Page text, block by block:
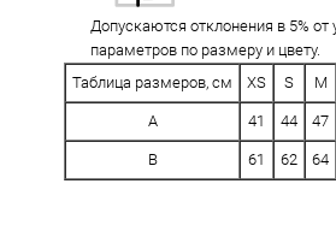
Допускаются отклонения в 5% от
параметров по размеру и цвету.
Таблица размеров, см
XS S M
A 41 44 47
B 61 62 64